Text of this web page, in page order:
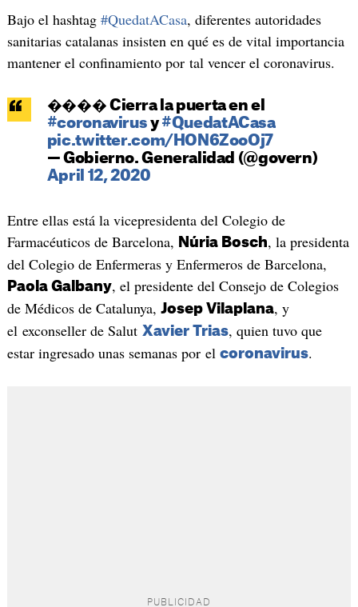
Bajo el hashtag #QuedatACasa, diferentes autoridades
sanitarias catalanas insisten en qué es de vital importancia
mantener el confinamiento por tal vencer el coronavirus.
���� Cierra la puerta en el
#coronavirus y#QuedatACasa
pic.twitter.com/HON6ZooOj7
— Gobierno. Generalidad (@govern)
April 12, 2020
Entre ellas está la vicepresidenta del Colegio de
Farmacéuticos de Barcelona, Núria Bosch, la presidenta
del Colegio de Enfermeras y Enfermeros de Barcelona,
Paola Galbany, el presidente del Consejo de Colegios
de Médicos de Catalunya, Josep Vilaplana, y
el exconseller de Salut Xavier Trias, quien tuvo que
estar ingresado unas semanas por el coronavirus.